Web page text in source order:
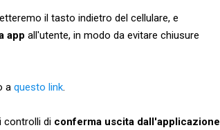
il tasto indietro del cellulare, e
app all'utente, in modo da evitare chiusure
a questo link.
controlli di conferma uscita dall'applicazione